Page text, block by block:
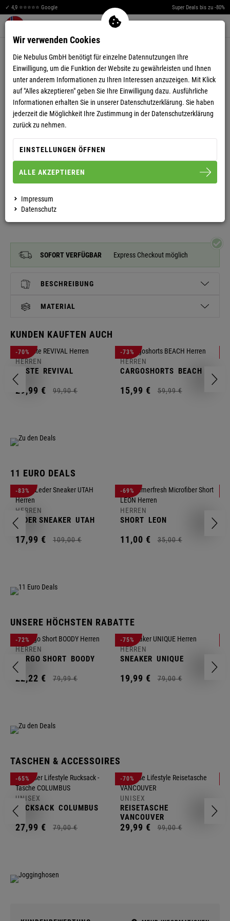
✓ 4,9 ⭐⭐⭐⭐⭐ Google Super Deals bis zu -80%
Warenkorb aufklappen
FLEECEHOODY JAKE HERREN
SOFORT VERFÜGBAR Express Checkout möglich
BESCHREIBUNG
MATERIAL
KUNDEN KAUFTEN AUCH
-70%
HERREN
WESTE REVIVAL
29,99 € 99,90 €
-73%
HERREN
CARGOSHORTS BEACH
15,99 € 59,99 €
11 EURO DEALS
-83%
HERREN
LEDER SNEAKER UTAH
17,99 € 109,00 €
-69%
HERREN
SHORT LEON
11,00 € 35,00 €
UNSERE HÖCHSTEN RABATTE
-72%
HERREN
CARGO SHORT BOODY
22,22 € 79,99 €
-75%
HERREN
SNEAKER UNIQUE
19,99 € 79,00 €
TASCHEN & ACCESSOIRES
-65%
UNISEX
RUCKSACK COLUMBUS
27,99 € 79,00 €
-70%
UNISEX
REISETASCHE
VANCOUVER
29,99 € 99,00 €
Wir verwenden Cookies
Die Nebulus GmbH benötigt für einzelne Datennutzungen Ihre
Einwilligung, um die Funktion der Website zu gewährleisten und Ihnen
unter anderem Informationen zu Ihren Interessen anzuzeigen. Mit Klick
auf "Alles akzeptieren" geben Sie Ihre Einwilligung dazu. Ausführliche
Informationen erhalten Sie in unserer Datenschutzerklärung. Sie haben
jederzeit die Möglichkeit Ihre Zustimmung in der Datenschutzerklärung
zurück zu nehmen.
EINSTELLUNGEN ÖFFNEN
ALLE AKZEPTIEREN
Impressum
Datenschutz